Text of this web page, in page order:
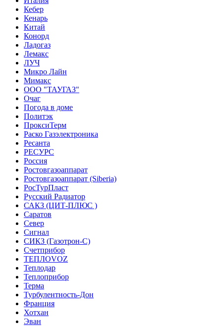
Кебер
Кенарь
Китай
Конорд
Ладогаз
Лемакс
ЛУЧ
Микро Лайн
Мимакс
ООО "ТАУГАЗ"
Очаг
Погода в доме
Политэк
ПроксиТерм
Раско Газэлектроника
Ресанта
РЕСУРС
Россия
Ростовгазоаппарат
Ростовгазоаппарат (Siberia)
РосТурПласт
Русский Радиатор
САКЗ (ЦИТ-ПЛЮС )
Саратов
Север
Сигнал
СИКЗ (Газотрон-С)
Счетприбор
ТЕПЛОVOZ
Теплодар
Теплоприбор
Терма
Турбулентность-Дон
Франция
Хотхан
Эван